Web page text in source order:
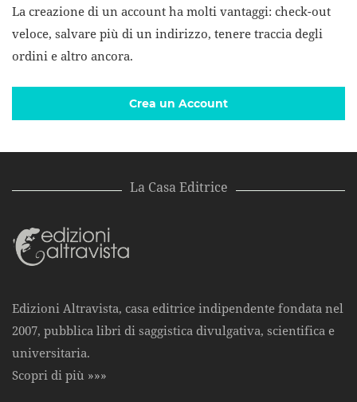
La creazione di un account ha molti vantaggi: check-out
veloce, salvare più di un indirizzo, tenere traccia degli
ordini e altro ancora.
Crea un Account
La Casa Editrice
Edizioni Altravista, casa editrice indipendente fondata nel
2007, pubblica libri di saggistica divulgativa, scientifica e
universitaria.
Scopri di più »»»